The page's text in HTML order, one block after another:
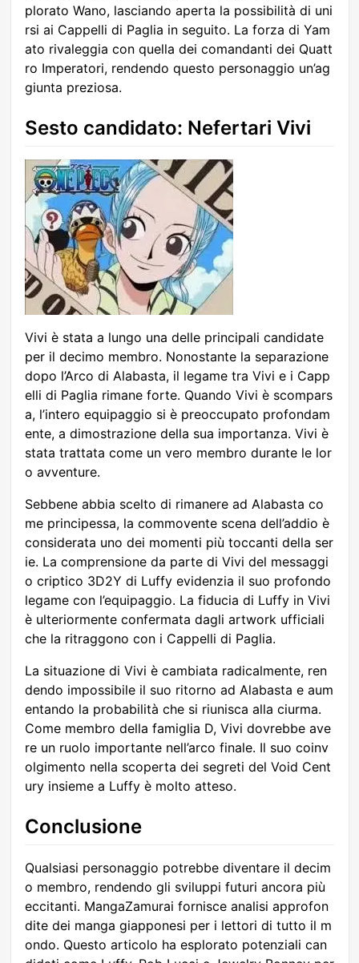
plorato Wano, lasciando aperta la possibilità di uni
rsi ai Cappelli di Paglia in seguito. La forza di Yam
ato rivaleggia con quella dei comandanti dei Quatt
ro Imperatori, rendendo questo personaggio un’ag
giunta preziosa.
Sesto candidato: Nefertari Vivi
Vivi è stata a lungo una delle principali candidate
per il decimo membro. Nonostante la separazione
dopo l’Arco di Alabasta, il legame tra Vivi e i Capp
elli di Paglia rimane forte. Quando Vivi è scompars
a, l’intero equipaggio si è preoccupato profondam
ente, a dimostrazione della sua importanza. Vivi è
stata trattata come un vero membro durante le lor
o avventure.
Sebbene abbia scelto di rimanere ad Alabasta co
me principessa, la commovente scena dell’addio è
considerata uno dei momenti più toccanti della ser
ie. La comprensione da parte di Vivi del messaggi
o criptico 3D2Y di Luffy evidenzia il suo profondo
legame con l’equipaggio. La fiducia di Luffy in Vivi
è ulteriormente confermata dagli artwork ufficiali
che la ritraggono con i Cappelli di Paglia.
La situazione di Vivi è cambiata radicalmente, ren
dendo impossibile il suo ritorno ad Alabasta e aum
entando la probabilità che si riunisca alla ciurma.
Come membro della famiglia D, Vivi dovrebbe ave
re un ruolo importante nell’arco finale. Il suo coinv
olgimento nella scoperta dei segreti del Void Cent
ury insieme a Luffy è molto atteso.
Conclusione
Qualsiasi personaggio potrebbe diventare il decim
o membro, rendendo gli sviluppi futuri ancora più
eccitanti. MangaZamurai fornisce analisi approfon
dite dei manga giapponesi per i lettori di tutto il m
ondo. Questo articolo ha esplorato potenziali can